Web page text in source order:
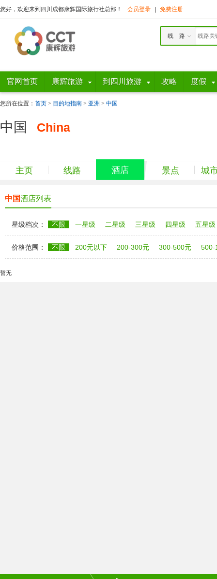
您好，欢迎来到四川成都康辉国际旅行社总部！ 会员登录 免费注册
线 路
官网首页 康辉旅游 到四川旅游 攻略 度假
您所在位置： 首页 > 目的地指南 > 亚洲 > 中国
中国 China
主页 线路 酒店 景点 城
中国酒店列表
星级档次： 不限 一星级 二星级 三星级 四星级 五星级
价格范围： 不限 200元以下 200-300元 300-500元 500-
暂无